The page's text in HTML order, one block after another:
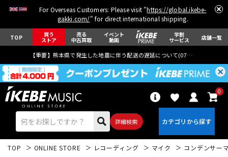
For Overseas Customers: Please visit "https://global.ikebe-
gakki.com/" for direct international shipping.
TOP 買う
ストア
売る
中古買取
イベント
動画
学割
サービス 店舗一覧
【重要】熊本県で発生した地震に伴う配送の遅延について(07月29日
詳細検索
0
TOP ONLINE STORE レコーディング マイク コンデンサー